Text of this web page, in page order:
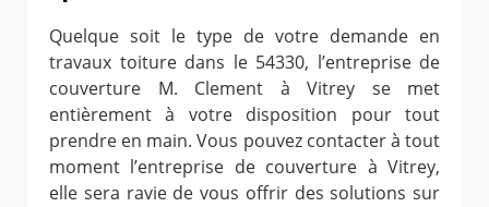
Quelque soit le type de votre demande en
travaux toiture dans le 54330, l’entreprise de
couverture M. Clement à Vitrey se met
entièrement à votre disposition pour tout
prendre en main. Vous pouvez contacter à tout
moment l’entreprise de couverture à Vitrey,
elle sera ravie de vous offrir des solutions sur